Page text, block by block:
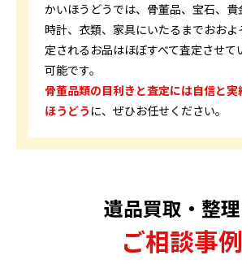
かいほうどうでは、骨董品、宝石、貴
時計、衣類、家具にいたるまでおおよ
定されるお品はほぼすべて査定させて
可能です。
骨董品類の目利きと査定には自信と実
ほうどう に、ぜひお任せください。
遺品買取・整
ご相談事例